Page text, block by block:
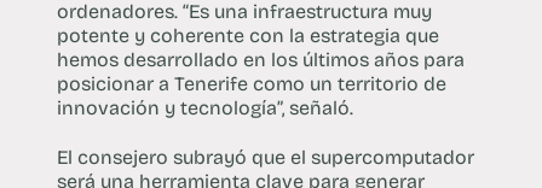
ordenadores. “Es una infraestructura muy
potente y coherente con la estrategia que
hemos desarrollado en los últimos años para
posicionar a Tenerife como un territorio de
innovación y tecnología”, señaló.
El consejero subrayó que el supercomputador
será una herramienta clave para generar